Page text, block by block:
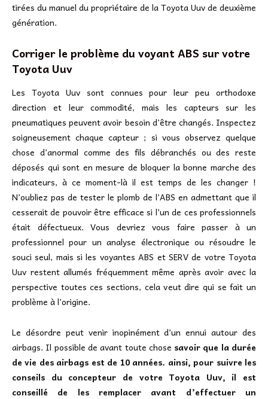
tirées du manuel du propriétaire de la Toyota Uuv de deuxième
génération.
Corriger le problème du voyant ABS sur votre
Toyota Uuv
Les Toyota Uuv sont connues pour leur peu orthodoxe
direction et leur commodité, mais les capteurs sur les
pneumatiques peuvent avoir besoin d’être changés. Inspectez
soigneusement chaque capteur ; si vous observez quelque
chose d’anormal comme des fils débranchés ou des reste
déposés qui sont en mesure de bloquer la bonne marche des
indicateurs, à ce moment-là il est temps de les changer !
N’oubliez pas de tester le plomb de l’ABS en admettant que il
cesserait de pouvoir être efficace si l’un de ces professionnels
était défectueux. Vous devriez vous faire passer à un
professionnel pour un analyse électronique ou résoudre le
souci seul, mais si les voyantes ABS et SERV de votre Toyota
Uuv restent allumés fréquemment même après avoir avec la
perspective toutes ces sections, cela veut dire qui se fait un
problème à l’origine.
Le désordre peut venir inopinément d’un ennui autour des
airbags. Il possible de avant toute chose savoir que la durée
de vie des airbags est de 10 années. ainsi, pour suivre les
conseils du concepteur de votre Toyota Uuv, il est
conseillé de les remplacer avant d’effectuer un